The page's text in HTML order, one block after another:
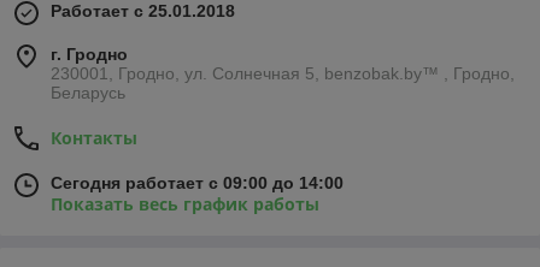
Работает с 25.01.2018
г. Гродно
230001, Гродно, ул. Солнечная 5, benzobak.by™ , Гродно,
Беларусь
Контакты
Сегодня работает с 09:00 до 14:00
Показать весь график работы